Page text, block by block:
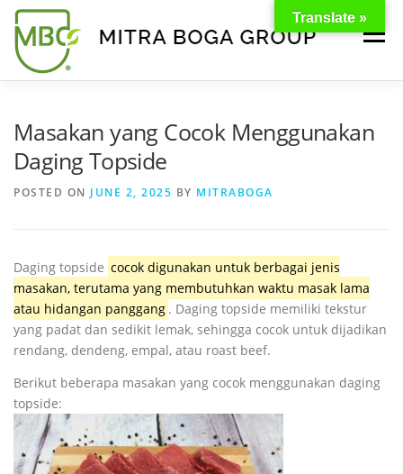
Menu
Masakan yang Cocok Menggunakan
Daging Topside
POSTED ON JUNE 2, 2025 BY MITRABOGA
Daging topside cocok digunakan untuk berbagai jenis
masakan, terutama yang membutuhkan waktu masak lama
atau hidangan panggang . Daging topside memiliki tekstur
yang padat dan sedikit lemak, sehingga cocok untuk dijadikan
rendang, dendeng, empal, atau roast beef.
Berikut beberapa masakan yang cocok menggunakan daging
topside:
Translate »